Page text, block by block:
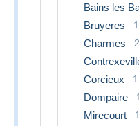
Bains les
Bruyeres 1
Charmes 2
Corcieux 1
Dompaire 1
Mirecourt 1